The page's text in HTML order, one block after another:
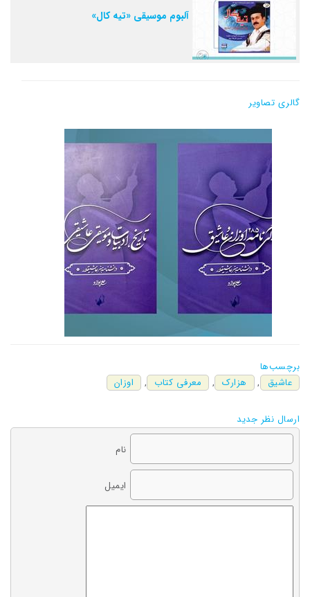
آلبوم موسیقی «تیه کال»
گالری تصاویر
برچسب‌ها
عاشیق
, هزارک , معرفی کتاب , اوزان
ارسال نظر جدید
نام
ایمیل